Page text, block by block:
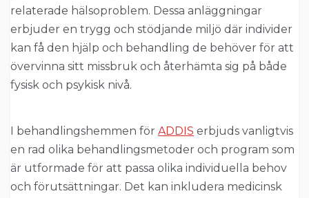
relaterade hälsoproblem. Dessa anläggningar
erbjuder en trygg och stödjande miljö där individer
kan få den hjälp och behandling de behöver för att
övervinna sitt missbruk och återhämta sig på både
fysisk och psykisk nivå.
I behandlingshemmen för ADDIS erbjuds vanligtvis
en rad olika behandlingsmetoder och program som
är utformade för att passa olika individuella behov
och förutsättningar. Det kan inkludera medicinsk